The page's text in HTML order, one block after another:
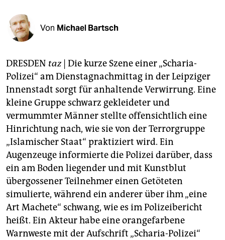
fragen & hilfe
unterstützen
abo
genossenschaft
epaper login
Von Michael Bartsch
DRESDEN taz| Die kurze Szene einer „Scharia-
Polizei“ am Dienstagnachmittag in der Leipziger
Innenstadt sorgt für anhaltende Verwirrung. Eine
kleine Gruppe schwarz gekleideter und
vermummter Männer stellte offensichtlich eine
Hinrichtung nach, wie sie von der Terrorgruppe
„Islamischer Staat“ praktiziert wird. Ein
Augenzeuge informierte die Polizei darüber, dass
ein am Boden liegender und mit Kunstblut
übergossener Teilnehmer einen Getöteten
simulierte, während ein anderer über ihm „eine
Art Machete“ schwang, wie es im Polizeibericht
heißt. Ein Akteur habe eine orangefarbene
Warnweste mit der Aufschrift „Scharia-Polizei“